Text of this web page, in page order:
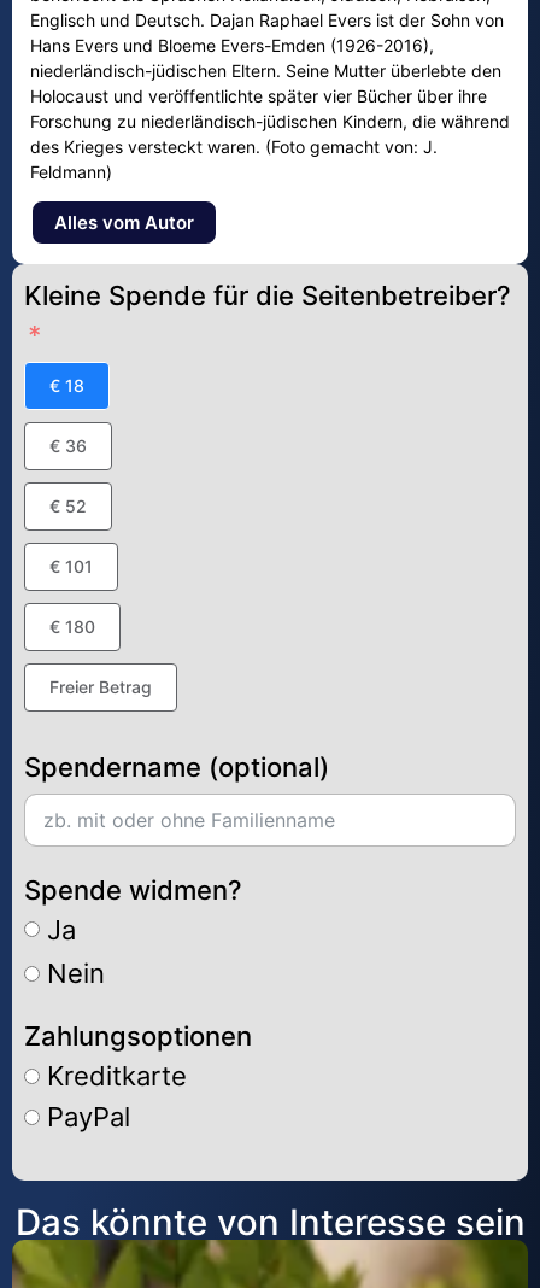
Englisch und Deutsch. Dajan Raphael Evers ist der Sohn von
Hans Evers und Bloeme Evers-Emden (1926-2016),
niederländisch-jüdischen Eltern. Seine Mutter überlebte den
Holocaust und veröffentlichte später vier Bücher über ihre
Forschung zu niederländisch-jüdischen Kindern, die während
des Krieges versteckt waren. (Foto gemacht von: J.
Feldmann)
Alles vom Autor
Kleine Spende für die Seitenbetreiber?
€ 18
€ 36
€ 52
€ 101
€ 180
Freier Betrag
Spendername (optional)
Spende widmen?
Ja
Nein
Zahlungsoptionen
Kreditkarte
PayPal
Alternative:
Das könnte von Interesse sein